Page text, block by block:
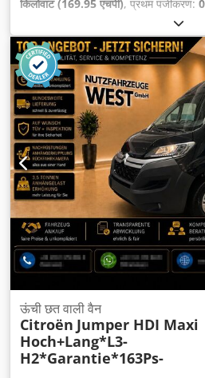
किलोवाट (169.95 एचपी), प्रथम पंजीकरण:
सफ़ेद
श्रेणी:यूरो 6, सीटों की संख्या:3, उपकरण:
(ESP), एबीएस, एयर कंडीशनिंग, कालिख
ऊंची छत वाली वैन
Citroën Jumper HDI Maxi
Hoch+Lang*L3-
H2*Garantie*163Ps-